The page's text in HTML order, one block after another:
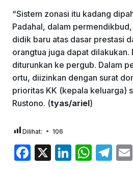
“Sistem zonasi itu kadang
Padahal, dalam
didik baru atas dasar prestasi
orangtua juga dapat
diturunkan ke pergub. Dalam
ortu, diizinkan dengan surat
prioritas KK (kepala keluarga)
Rustono. (tyas/ariel)
Dilihat: 106
F
X
Li W T